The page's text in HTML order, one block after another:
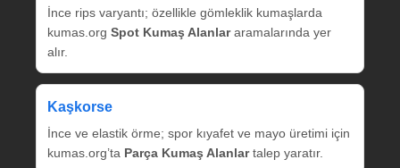
İnce rips varyantı; özellikle gömleklik kumaşlarda
kumas.org Spot Kumaş Alanlararamalarında yer
alır.
Kaşkorse
İnce ve elastik örme; spor kıyafet ve mayo üretimi için
kumas.org’ta Parça Kumaş Alanlartalep yaratır.